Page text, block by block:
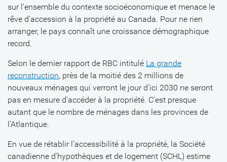
sur l’ensemble du contexte socioéconomique et menace le
rêve d’accession à la propriété au Canada. Pour ne rien
arranger, le pays connaît une croissance démographique
record.
Selon le dernier rapport de RBC intitulé La grande
reconstruction, près de la moitié des 2 millions de
nouveaux ménages qui verront le jour d’ici 2030 ne seront
pas en mesure d’accéder à la propriété. C’est presque
autant que le nombre de ménages dans les provinces de
l’Atlantique.
En vue de rétablir l’accessibilité à la propriété, la Société
canadienne d’hypothèques et de logement (SCHL) estime